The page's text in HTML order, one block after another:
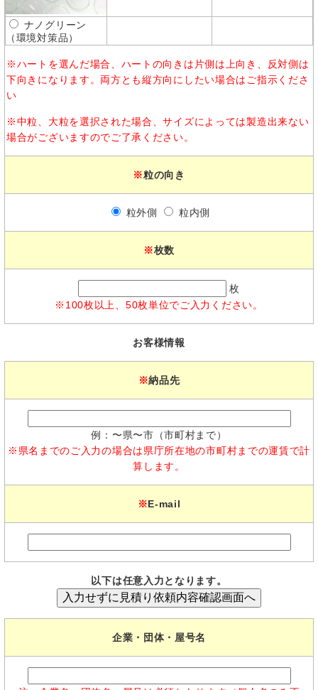
ナノグリーン
（環境対策品）
※ハートを選んだ場合、ハートの向きは片側は上向き、反対側は
下向きになります。両方とも縦方向にしたい場合はご指示くださ
い
※中粒、大粒を選択された場合、サイズによっては製造出来ない
場合がございますのでご了承ください。
※粒の向き
粒外側 粒内側
※枚数
枚
※100枚以上、50枚単位でご入力ください。
お客様情報
※納品先
例：〜県〜市（市町村まで）
※県名までのご入力の場合は県庁所在地の市町村までの運賃で計
算します。
※E-mail
以下は任意入力となります。
企業・団体・屋号名